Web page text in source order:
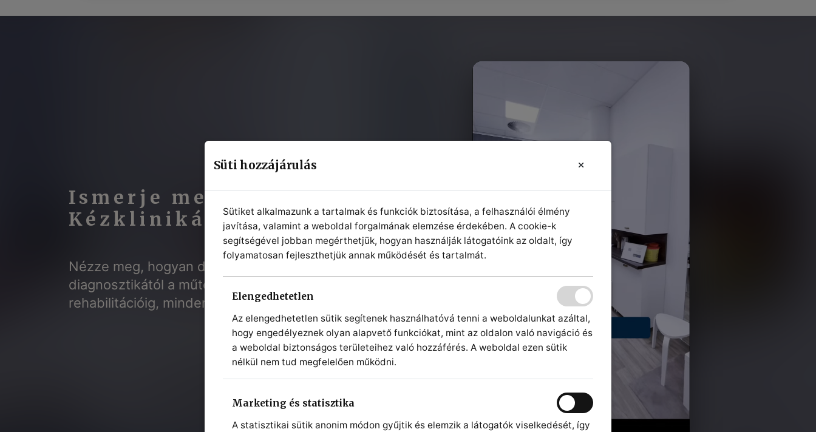
Ismerje meg a
Kézklinikát
Nézze meg, hogyan dolgozik csapatunk – a
diagnosztikától a műtéti kezelésen át a
rehabilitációig, minden egy helyen.
Süti hozzájárulás
Sütiket alkalmazunk a tartalmak és funkciók biztosítása, a felhasználói élmény
javítása, valamint a weboldal forgalmának elemzése érdekében. A cookie-k
segítségével jobban megérthetjük, hogyan használják látogatóink az oldalt, így
folyamatosan fejleszthetjük annak működését és tartalmát.
Elengedhetetlen
Az elengedhetetlen sütik segítenek használhatóvá tenni a weboldalunkat azáltal,
hogy engedélyeznek olyan alapvető funkciókat, mint az oldalon való navigáció és
a weboldal biztonságos területeihez való hozzáférés. A weboldal ezen sütik
nélkül nem tud megfelelően működni.
Marketing és statisztika
A statisztikai sütik anonim módon gyűjtik és elemzik a látogatók viselkedését, így